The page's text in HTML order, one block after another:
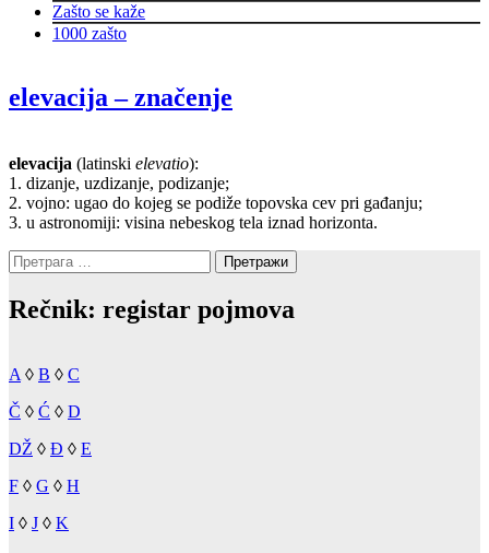
Zašto se kaže
1000 zašto
elevacija – značenje
elevacija (latinski elevatio):
1. dizanje, uzdizanje, podizanje;
2. vojno: ugao do kojeg se podiže topovska cev pri gađanju;
3. u astronomiji: visina nebeskog tela iznad horizonta.
Претрага
за:
Rečnik: registar pojmova
A◊ B ◊ C
Č ◊ Ć ◊ D
DŽ ◊ Đ ◊ E
F ◊ G ◊ H
I ◊ J ◊ K